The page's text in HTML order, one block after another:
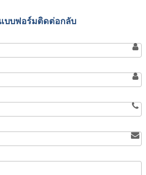
บบฟอร์มติดต่อกลับ